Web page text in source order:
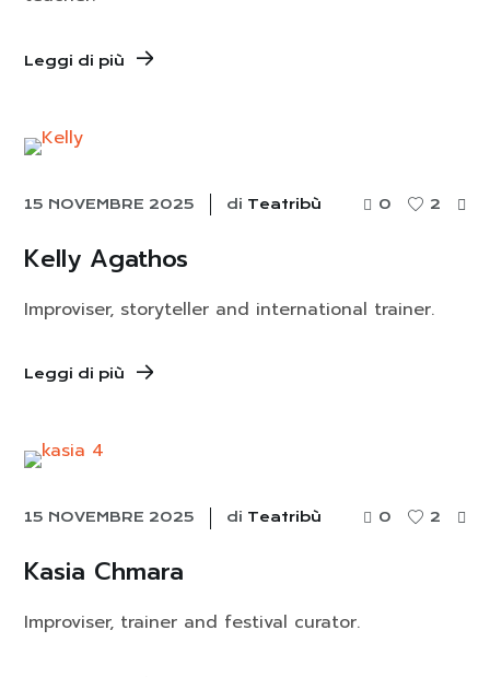
Leggi di più
15 NOVEMBRE 2025 di Teatribù 0 2
Kelly Agathos
Improviser, storyteller and international trainer.
Leggi di più
15 NOVEMBRE 2025 di Teatribù 0 2
Kasia Chmara
Improviser, trainer and festival curator.